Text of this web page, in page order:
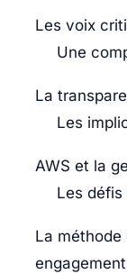
Les voix
Une
La
Les
AWS et la
Les défis
La